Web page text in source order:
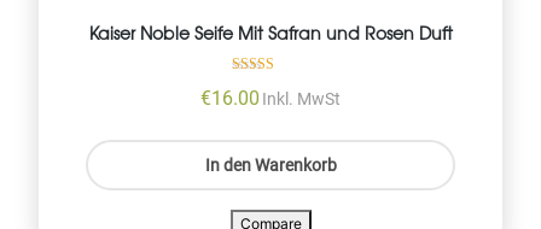
Kaiser Noble Seife Mit Safran und Rosen Duft
5.00
€16.00 Inkl. MwSt
In den Warenkorb
Compare